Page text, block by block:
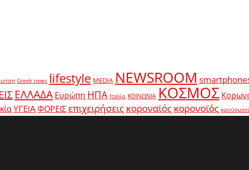
Greek news lifestyle MEDIA NEWSROOM
ΕΛΛΑΔΑ Ευρώπη ΗΠΑ Ιταλία ΚΟΙΝΩΝΙΑ ΚΟΣΜΟΣ
ΥΓΕΙΑΦΟΡΕΙΣεπιχειρήσειςκοροναϊόςκορονοϊός